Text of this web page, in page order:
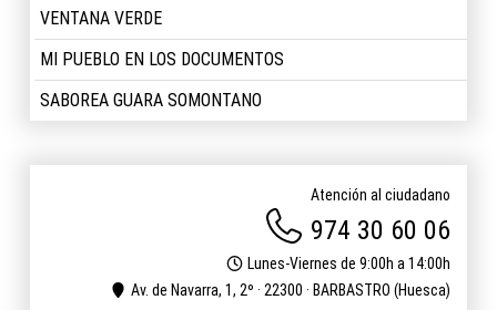
VENTANA VERDE
MI PUEBLO EN LOS DOCUMENTOS
SABOREA GUARA SOMONTANO
Atención al ciudadano
974 30 60 06
Lunes-Viernes de 9:00h a 14:00h
Av. de Navarra, 1, 2º · 22300 · BARBASTRO (Huesca)